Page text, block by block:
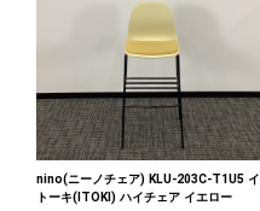
nino(ニーノチェア) KLU-203C-T1U5 イ
トーキ(ITOKI) ハイチェア イエロー